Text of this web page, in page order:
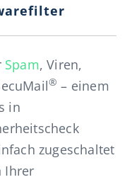
Spam, Viren,
® – einem
in
zugeschaltet
Ihrer